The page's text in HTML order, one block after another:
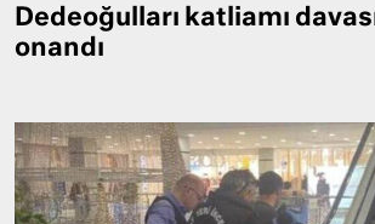
Dedeoğulları katliamı
onandı